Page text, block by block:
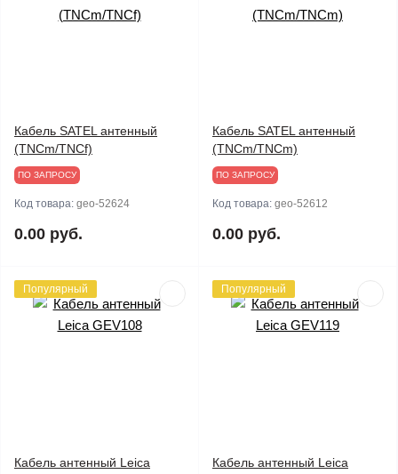
Кабель SATEL антенный
(TNCm/TNCf)
ПО ЗАПРОСУ
Код товара: geo-52624
0.00 руб.
Кабель SATEL антенный
(TNCm/TNCm)
ПО ЗАПРОСУ
Код товара: geo-52612
0.00 руб.
Популярный
Кабель антенный Leica
Популярный
Кабель антенный Leica